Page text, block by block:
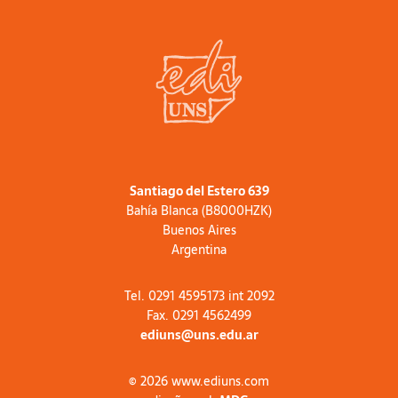
metus eget vestibulum laoreet.
Santiago del Estero 639
Bahía Blanca (B8000HZK)
Buenos Aires
Argentina
Tel. 0291 4595173 int 2092
Fax. 0291 4562499
ediuns@uns.edu.ar
© 2026 www.ediuns.com